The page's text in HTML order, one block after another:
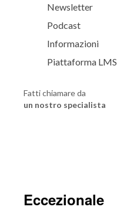
Newsletter
Podcast
Informazioni
Piattaforma LMS
Fatti chiamare da
un nostro specialista
Eccezionale